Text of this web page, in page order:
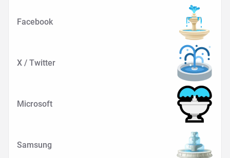
Facebook
X / Twitter
Microsoft
Samsung